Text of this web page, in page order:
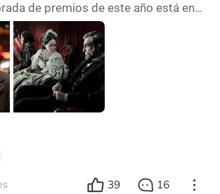
de premios de este año está en
Como cinéfila experimentada,
puesta en la edición del año que
los Óscar no son solo una
sino también una “batalla
de estrategias y presagios.
son las señales o los secretos par
39 16